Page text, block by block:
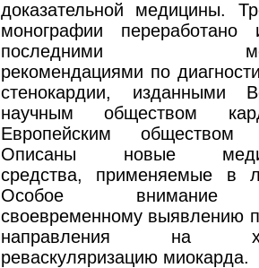
доказательной медицины.
монографии переработано
последними
рекомендациями по
стенокардии, изданными
научным обществом
Европейским обществом
Описаны новые
средства, применяемые в
Особое внимание
своевременному выявлению
направления на
реваскуляризацию миокарда.